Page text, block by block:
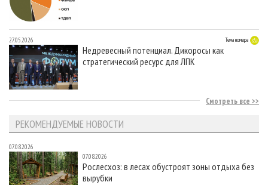
27.05.2026 Тема номера
Недревесный потенциал. Дикоросы как
стратегический ресурс для ЛПК
Смотреть все
РЕКОМЕНДУЕМЫЕ НОВОСТИ
07.08.2026
07.08.2026
Рослесхоз: в лесах обустроят зоны отдыха без
вырубки